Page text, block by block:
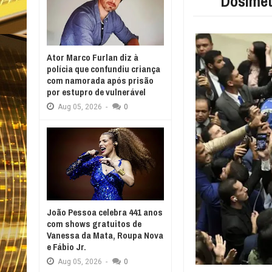
Ator Marco Furlan diz à
polícia que confundiu criança
com namorada após prisão
por estupro de vulnerável
Aug 05, 2026 - 0
João Pessoa celebra 441 anos
com shows gratuitos de
Vanessa da Mata, Roupa Nova
e Fábio Jr.
Aug 05, 2026 - 0